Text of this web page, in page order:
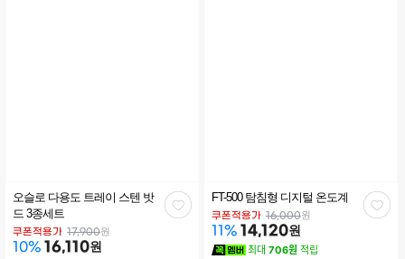
오슬로 다용도 트레이 스텐 밧
드 3종세트
쿠폰적용가 17,900원
10% 16,110원
관
FT-500 탐침형 디지털 온도계
쿠폰적용가 16,000원
11% 14,120원
최대 706원 적립
관